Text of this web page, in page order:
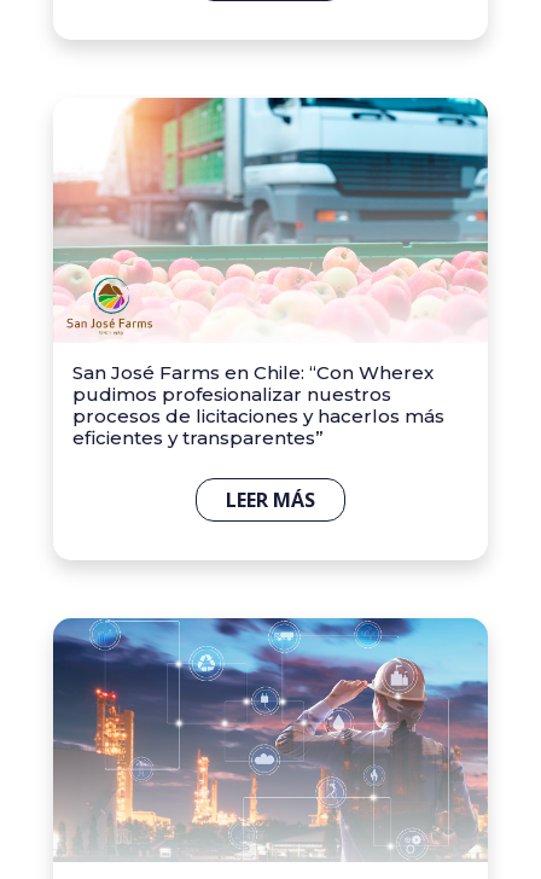
San José Farms en Chile: “Con Wherex
pudimos profesionalizar nuestros
procesos de licitaciones y hacerlos más
eficientes y transparentes”
LEER MÁS